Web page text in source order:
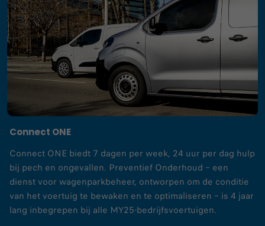
Connect ONE
Connect ONE biedt 7 dagen per week, 24 uur per dag hulp
bij pech en ongevallen. Preventief Onderhoud – een
dienst voor wagenparkbeheer, ontworpen om de conditie
van het voertuig te bewaken en te optimaliseren – is 4 jaar
lang inbegrepen bij alle MY25-bedrijfsvoertuigen.